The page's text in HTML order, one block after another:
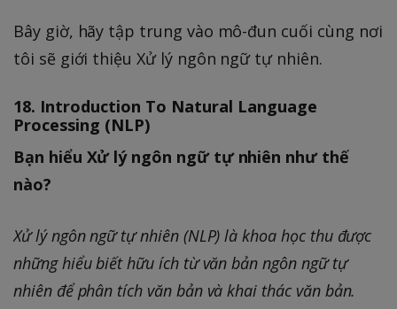
Bây giờ, hãy tập trung vào mô-đun cuối cùng nơi
tôi sẽ giới thiệu Xử lý ngôn ngữ tự nhiên.
18. Introduction To Natural Language
Processing (NLP)
Bạn hiểu Xử lý ngôn ngữ tự nhiên như thế
nào?
Xử lý ngôn ngữ tự nhiên (NLP) là khoa học thu được
những hiểu biết hữu ích từ văn bản ngôn ngữ tự
nhiên để phân tích văn bản và khai thác văn bản.